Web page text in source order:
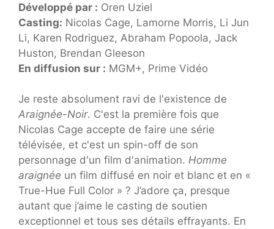
Développé par : Oren Uziel
Casting: Nicolas Cage, Lamorne Morris, Li Jun
Li, Karen Rodriguez, Abraham Popoola, Jack
Huston, Brendan Gleeson
En diffusion sur : MGM+, Prime Vidéo
Je reste absolument ravi de l'existence de
Araignée-Noir. C'est la première fois que
Nicolas Cage accepte de faire une série
télévisée, et c'est un spin-off de son
personnage d'un film d'animation. Homme
araignée un film diffusé en noir et blanc et en «
True-Hue Full Color » ? J’adore ça, presque
autant que j’aime le casting de soutien
exceptionnel et tous ses détails effrayants. En